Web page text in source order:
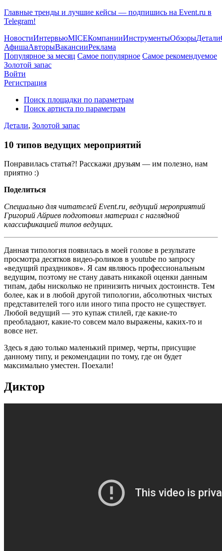
Главные тренды и лучшие кейсы — подпишись на Event.ru в
Telegram!
НовостиИнтервьюMICEКомпанииИнструментыОбзорыДетали
АфишаАвторыВакансииРеклама
Популярное за месяц Самое популярное Самое рекомендуемое
Золотой запас
Войти
Регистрация
Поиск площадки по параметрам
Поиск артиста по параметрам
Детали, Золотой запас
10 типов ведущих мероприятий
Понравилась статья?! Расскажи друзьям — им полезно, нам
приятно :)
Поделиться
Специально для читателей Event.ru, ведущий мероприятий
Григорий Айриев подготовил материал с наглядной
классификацией типов ведущих.
Данная типология появилась в моей голове в результате
просмотра десятков видео-роликов в youtube по запросу
«ведущий праздников». Я сам являюсь профессиональным
ведущим, поэтому не стану давать никакой оценки данным
типам, дабы нисколько не принизить ничьих достоинств. Тем
более, как и в любой другой типологии, абсолютных чистых
представителей того или иного типа просто не существует.
Любой ведущий — это купаж стилей, где какие-то
преобладают, какие-то совсем мало выражены, каких-то и
вовсе нет.
Здесь я даю только маленький пример, черты, присущие
данному типу, и рекомендации по тому, где он будет
максимально уместен. Поехали!
Диктор